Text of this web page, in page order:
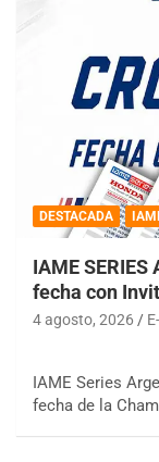
DESTACADA
IAME
fecha con
4 agosto, 2026
IAME Series
fecha de la